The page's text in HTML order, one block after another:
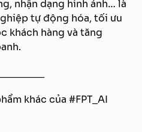
nhận dạng hình ảnh… là
tự động hóa, tối ưu
khách hàng và tăng
khác của #FPT_AI